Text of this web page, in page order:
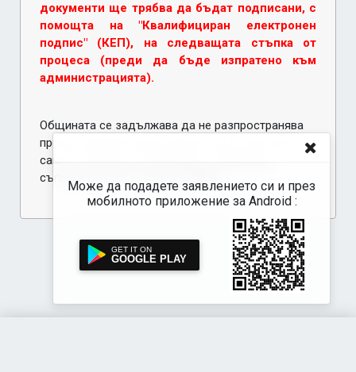
документи ще трябва да бъдат подписани, с
помощта на "Квалифициран електронен
подпис" (КЕП), на следващата стъпка от
процеса (преди да бъде изпратено към
администрацията).
Общината се задължава да не разпространява
предоставените лични данни и да ги използва
само за целите на настоящото заявление,
съгласно чл.19 и чл. 20 от ЗЗЛД
Може да подадете заявлението си и през
мобилното приложение за Android :
GOOGLE PLAY